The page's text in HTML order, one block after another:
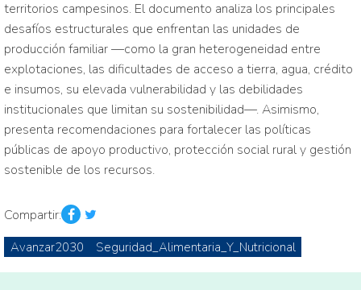
territorios campesinos. El documento analiza los principales
desafíos estructurales que enfrentan las unidades de
producción familiar —como la gran heterogeneidad entre
explotaciones, las dificultades de acceso a tierra, agua, crédito
e insumos, su elevada vulnerabilidad y las debilidades
institucionales que limitan su sostenibilidad—. Asimismo,
presenta recomendaciones para fortalecer las políticas
públicas de apoyo productivo, protección social rural y gestión
sostenible de los recursos.
Compartir:
Avanzar2030 Seguridad_Alimentaria_Y_Nutricional